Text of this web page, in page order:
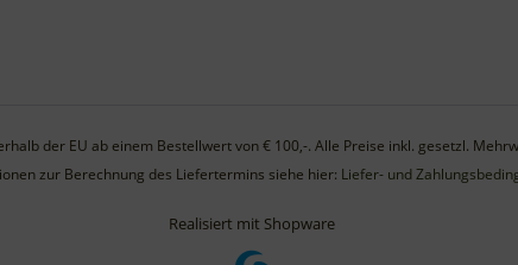
der EU ab einem Bestellwert von € 100,-. Alle Preise inkl. gesetzl.
zur Berechnung des Liefertermins siehe hier: Liefer- und
Realisiert mit Shopware